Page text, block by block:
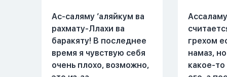
Ас-саляму ‘аляйкум ва
рахмату-Ллахи ва
баракяту! В последнее
время я чувствую себя
очень плохо, возможно,
грехом
намаз,
какое-